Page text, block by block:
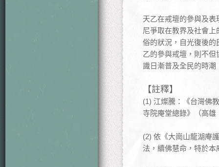
天乙在戒壇的參與及
尼爭取在教界及社會
俗的狀況，自光復後
乙的參與戒壇，則不
識日漸普及全民的時
【註釋】
(1) 江燦騰：《台灣佛
寺院庵堂總錄》（高
(2) 依《大崗山龍湖庵
法，續佛慧命，特於